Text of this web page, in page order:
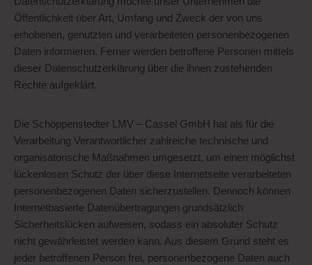
Öffentlichkeit über Art, Umfang und Zweck der von uns
erhobenen, genutzten und verarbeiteten personenbezogenen
Daten informieren. Ferner werden betroffene Personen mittels
dieser Datenschutzerklärung über die ihnen zustehenden
Rechte aufgeklärt.
Die Schöppenstedter LMV – Cassel GmbH hat als für die
Verarbeitung Verantwortlicher zahlreiche technische und
organisatorische Maßnahmen umgesetzt, um einen möglichst
lückenlosen Schutz der über diese Internetseite verarbeiteten
personenbezogenen Daten sicherzustellen. Dennoch können
Internetbasierte Datenübertragungen grundsätzlich
Sicherheitslücken aufweisen, sodass ein absoluter Schutz
nicht gewährleistet werden kann. Aus diesem Grund steht es
jeder betroffenen Person frei, personenbezogene Daten auch